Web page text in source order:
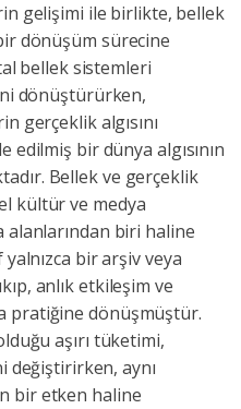
gelişimi ile birlikte, bellek
dönüşüm sürecine
bellek sistemleri
dönüştürürken,
gerçeklik algısını
bir dünya algısının
Bellek ve gerçeklik
kültür ve medya
alanlarından biri haline
bir arşiv veya
anlık etkileşim ve
pratiğine dönüşmüştür.
aşırı tüketimi,
değiştirirken, aynı
bir etken haline